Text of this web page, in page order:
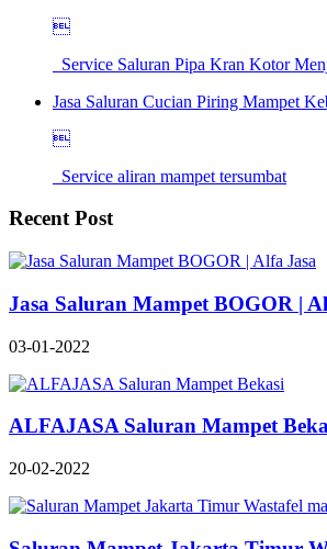

Service Saluran Pipa Kran Kotor
Jasa Saluran Cucian Piring Mampet

Service aliran mampet tersumbat
Recent Post
Jasa Saluran Mampet BOGOR |
03-01-2022
ALFAJASA Saluran Mampet
20-02-2022